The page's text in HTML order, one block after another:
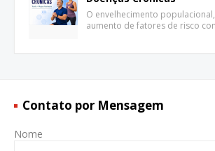
O envelhecimento
aumento de fatores de risco
Contato por Mensagem
Nome